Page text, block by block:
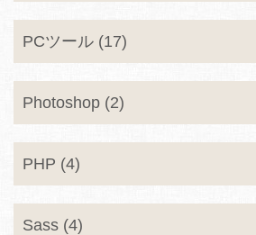
PCツール (17)
Photoshop (2)
PHP (4)
Sass (4)